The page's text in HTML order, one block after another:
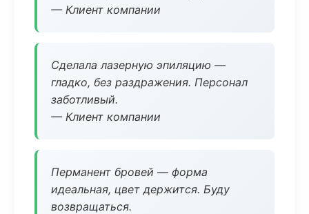
— Клиент компании
Сделала лазерную эпиляцию —
гладко, без раздражения. Персонал
заботливый.
— Клиент компании
Перманент бровей — форма
идеальная, цвет держится. Буду
возвращаться.